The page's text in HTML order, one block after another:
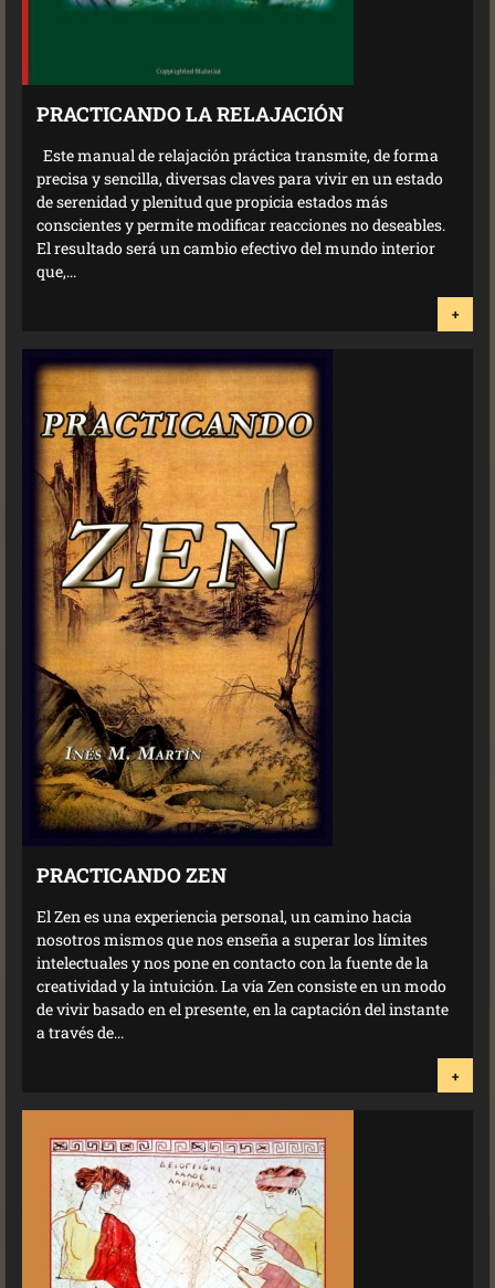
PRACTICANDO LA RELAJACIÓN
Este manual de relajación práctica transmite, de forma
precisa y sencilla, diversas claves para vivir en un estado
de serenidad y plenitud que propicia estados más
conscientes y permite modificar reacciones no deseables.
El resultado será un cambio efectivo del mundo interior
que,...
+
PRACTICANDO ZEN
El Zen es una experiencia personal, un camino hacia
nosotros mismos que nos enseña a superar los límites
intelectuales y nos pone en contacto con la fuente de la
creatividad y la intuición. La vía Zen consiste en un modo
de vivir basado en el presente, en la captación del instante
a través de...
+